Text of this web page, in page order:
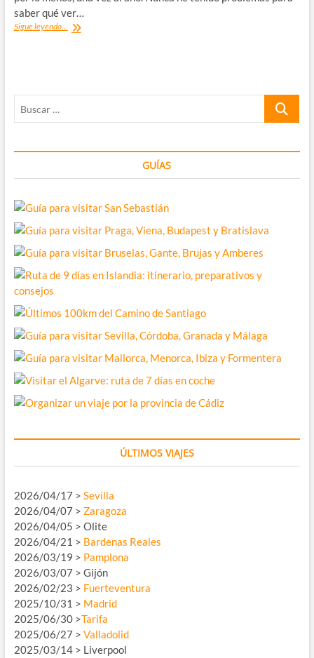
saber qué ver…
Sigue leyendo... Qué
Buscar
GUÍAS
ÚLTIMOS VIAJES
2026/04/17 > Sevilla
2026/04/07 > Zaragoza
2026/04/05 > Olite
2026/04/21 > Bardenas Reales
2026/03/19 > Pamplona
2026/03/07 > Gijón
2026/02/23 > Fuerteventura
2025/10/31 > Madrid
2025/06/30 >Tarifa
2025/06/27 > Valladolid
2025/03/14 > Liverpool